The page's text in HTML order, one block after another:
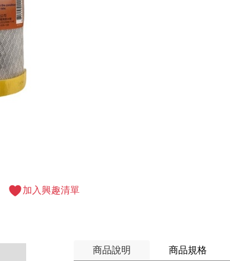
加入興趣清單
商品說明 商品規格